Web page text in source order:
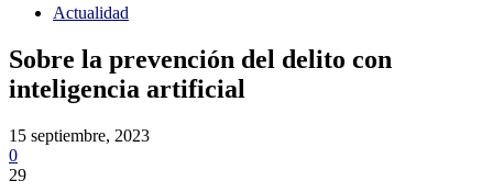
Actualidad
Sobre la prevención del delito con
inteligencia artificial
15 septiembre, 2023
0
29